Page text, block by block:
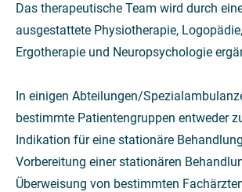
Das therapeutische Team wird durch
ausgestattete Physiotherapie, Logopädie,
Ergotherapie und Neuropsychologie
In einigen Abteilungen/
bestimmte Patientengruppen entweder
Indikation für eine stationäre
Vorbereitung einer stationären
Überweisung von bestimmten